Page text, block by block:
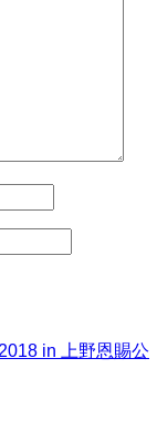
in 上野恩賜公